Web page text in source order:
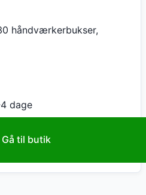
håndværkerbukser,
dage
Gå til butik